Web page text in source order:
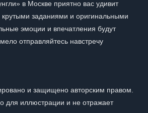
в Москве приятно вас удивит
заданиями и оригинальными
эмоции и впечатления будут
отправляйтесь навстречу
и защищено авторским правом.
для иллюстрации и не отражает